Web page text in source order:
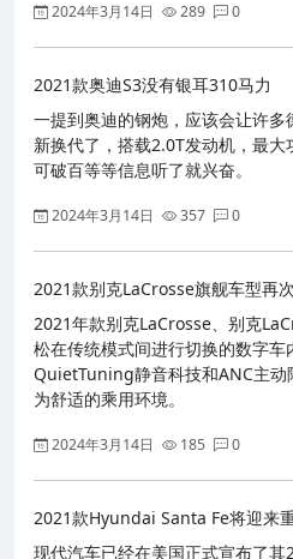
2024年3月14日 289 0
2021款奥迪S3没有银耳310马力
一提到奥迪的钢炮，应该会让许多
新换代了，搭载2.0T发动机，最
可破百等等信息听了就兴奋。
2024年3月14日 357 0
2021款别克LaCrosse旗舰车型再
2021年款别克LaCrosse、别克
松在传统模式间进行切换的数字
QuietTuning静音科技和ANC主动
为舒适的乘用环境。
2024年3月14日 185 0
2021款Hyundai Santa Fe将迎来
现代汽车已经在美国正式宣布了